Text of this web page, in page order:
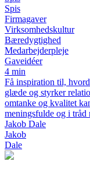
Spis
Firmagaver
Virksomhedskultur
Bæredygtighed
Medarbejderpleje
Gaveidéer
4 min
Få inspiration til,
glæde og styrker
omtanke og kvalitet
meningsfulde og i tråd
Jakob Dale
Jakob
Dale